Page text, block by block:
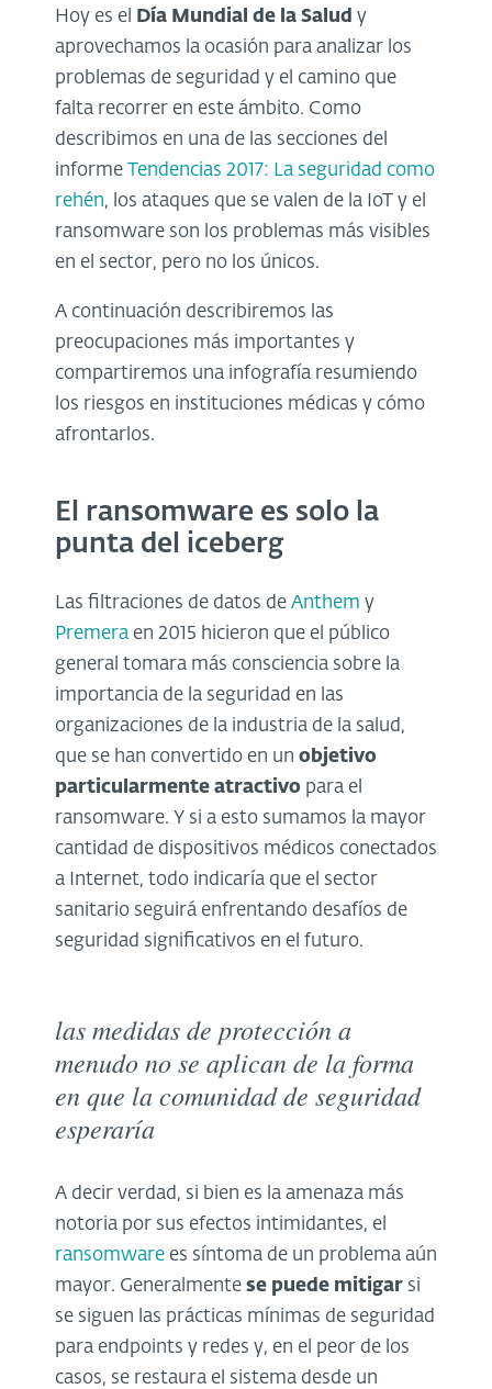
Hoy es el Día Mundial de la Salud y
aprovechamos la ocasión para analizar los
problemas de seguridad y el camino que
falta recorrer en este ámbito. Como
describimos en una de las secciones del
informe Tendencias 2017: La seguridad como
rehén, los ataques que se valen de la IoT y el
ransomware son los problemas más visibles
en el sector, pero no los únicos.
A continuación describiremos las
preocupaciones más importantes y
compartiremos una infografía resumiendo
los riesgos en instituciones médicas y cómo
afrontarlos.
El ransomware es solo la
punta del iceberg
Las filtraciones de datos de Anthem y
Premera en 2015 hicieron que el público
general tomara más consciencia sobre la
importancia de la seguridad en las
organizaciones de la industria de la salud,
que se han convertido en un objetivo
particularmente atractivo para el
ransomware. Y si a esto sumamos la mayor
cantidad de dispositivos médicos conectados
a Internet, todo indicaría que el sector
sanitario seguirá enfrentando desafíos de
seguridad significativos en el futuro.
las medidas de protección a
menudo no se aplican de la forma
en que la comunidad de seguridad
esperaría
A decir verdad, si bien es la amenaza más
notoria por sus efectos intimidantes, el
ransomware es síntoma de un problema aún
mayor. Generalmente se puede mitigar si
se siguen las prácticas mínimas de seguridad
para endpoints y redes y, en el peor de los
casos, se restaura el sistema desde un